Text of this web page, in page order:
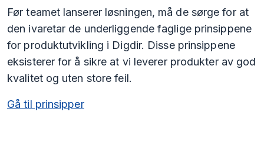
Før teamet lanserer løsningen, må de sørge for at
den ivaretar de underliggende faglige prinsippene
for produktutvikling i Digdir. Disse prinsippene
eksisterer for å sikre at vi leverer produkter av god
kvalitet og uten store feil.
Gå til prinsipper